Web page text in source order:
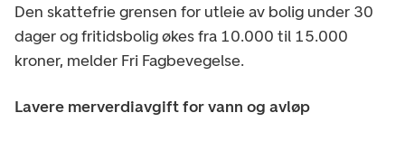
Den skattefrie grensen for utleie av bolig under 30
dager og fritidsbolig økes fra 10.000 til 15.000
kroner, melder Fri Fagbevegelse.
Lavere merverdiavgift for vann og avløp